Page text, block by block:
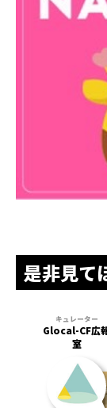
是非見て
Glocal-CF広
室